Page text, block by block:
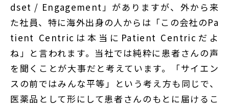
dset / Engagement」がありますが、外から来
た社員、特に海外出身の人からは「この会社のPa
tient Centricは本当にPatient Centricだよ
ね」と言われます。当社では純粋に患者さんの声
を聞くことが大事だと考えています。「サイエン
スの前ではみんな平等」という考え方も同じで、
医薬品として形にして患者さんのもとに届けるこ